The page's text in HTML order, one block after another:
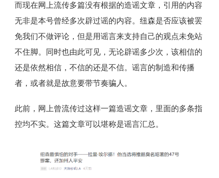
而现在网上流传多篇没有根据的造谣文章，引用的内容
无非是本号曾经多次辟过谣的内容。纽森是否应该被罢
免我们不做评论，但是用谣言来支持自己的观点未免站
不住脚。同时也由此可见，无论辟谣多少次，该相信的
还是依然相信，不信的还是不信。谣言的制造和传播
者，或者就是故意要带节奏骗人。
此前，网上曾流传过这样一篇造谣文章，里面的多条指
控均不实。这篇文章可以堪称是谣言汇总。